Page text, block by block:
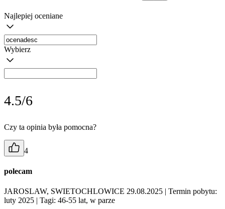
Najlepiej oceniane
Wybierz
4.5/6
Czy ta opinia była pomocna?
4
polecam
JAROSLAW, SWIETOCHLOWICE 29.08.2025 | Termin pobytu:
luty 2025 | Tagi: 46-55 lat, w parze